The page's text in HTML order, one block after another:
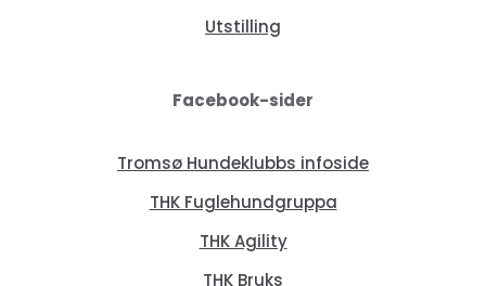
Utstilling
Facebook-sider
Tromsø Hundeklubbs infoside
THK Fuglehundgruppa
THK Agility
THK Bruks